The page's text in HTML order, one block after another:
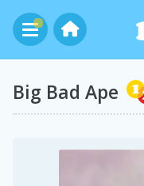
Big Bad Ape